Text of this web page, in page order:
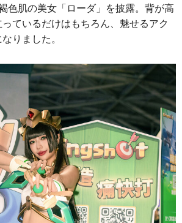
色肌の美女「ローダ」を披露。背が高
ているだけはもちろん、魅せるアク
りました。